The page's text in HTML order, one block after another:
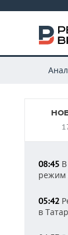
08:45
режим
05:42
в